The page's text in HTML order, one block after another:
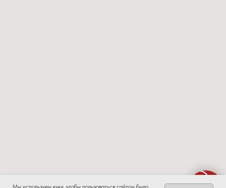
Мы используем куки, чтобы пользоваться сайтом было